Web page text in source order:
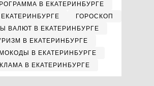
В ЕКАТЕРИНБУРГЕ
ГОРОСКОП
ВАЛЮТ В ЕКАТЕРИНБУРГЕ
В ЕКАТЕРИНБУРГЕ
В ЕКАТЕРИНБУРГЕ
В ЕКАТЕРИНБУРГЕ